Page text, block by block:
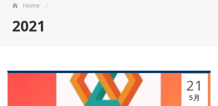
Home
2021
21
5月
ファシア（筋膜）が11/7（火）に「カズレーザーと学ぶ」
で放映されました。
2023年11月9日